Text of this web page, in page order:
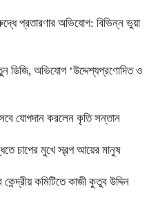
প্রতারণার অভিযোগ: বিভিন্ন ভুয়া
ডিজি, অভিযোগ ‘উদ্দেশ্যপ্রণোদিত ও
যোগদান করলেন কৃতি সন্তান
চাপের মুখে স্বল্প আয়ের মানুষ
কমিটিতে কাজী কুতুব উদ্দিন